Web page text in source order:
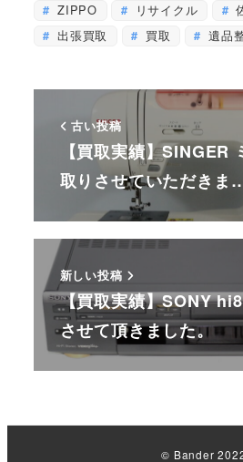
ZIPPO リサイクル
出張買取
買取 遺品
古い投稿
【買取実績】SINGER
取りさせていただきま
新しい投稿
【買取実績】SONY
させて頂きました。
© Bander